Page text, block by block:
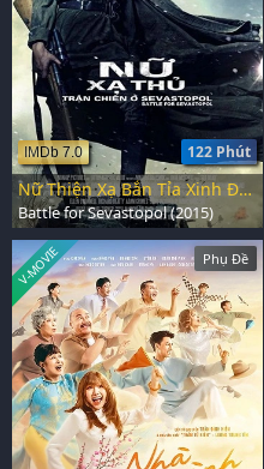
122 Phút
IMDb 7.0
Nữ Thiện Xạ Bắn Tỉa Xinh Đẹp
Battle for Sevastopol (2015)
Phụ Đề
V-MOVIE